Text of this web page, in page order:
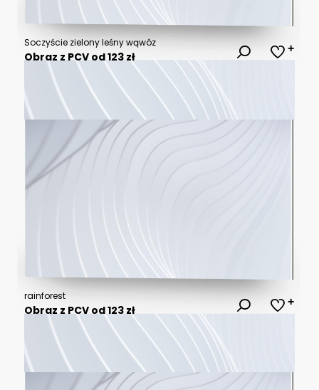
Soczyście zielony leśny wąwóz
Obraz z PCV od 123 zł
rainforest
Obraz z PCV od 123 zł